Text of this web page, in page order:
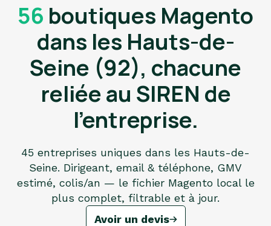
56 boutiques Magento
dans les Hauts-de-
Seine (92), chacune
reliée au SIREN de
l'entreprise.
45 entreprises uniques dans les Hauts-de-
Seine. Dirigeant, email & téléphone, GMV
estimé, colis/an — le fichier Magento local le
plus complet, filtrable et à jour.
Avoir un devis